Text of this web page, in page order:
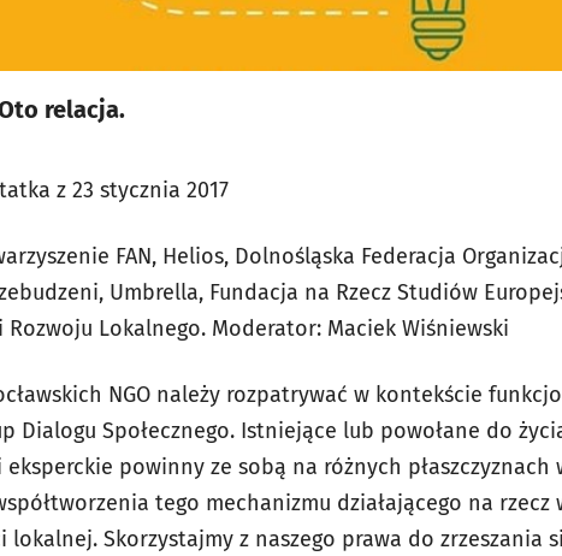
relacja.
z 23 stycznia 2017
FAN, Helios, Dolnośląska Federacja
Umbrella, Fundacja na Rzecz Studiów
Lokalnego. Moderator: Maciek Wiśniewski
NGO należy rozpatrywać w kontekście
Dialogu Społecznego. Istniejące lub powołane do
powinny ze sobą na różnych płaszczyznach
tego mechanizmu działającego na
lokalnej. Skorzystajmy z naszego prawa do zrzeszania